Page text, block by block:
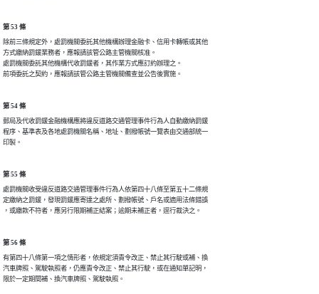
第 53 條
除前三條規定外，處罰機關委託其他機構辦理金融卡、信用卡轉帳或其他
方式繳納罰鍰業務者，應報請該管公路主管機關核准。
處罰機關委託其他機構代收罰鍰者，其作業方式應訂約辦理之。
前項委託之契約，應報請該管公路主管機關備查並公告後實施。
第 54 條
郵局及代收罰鍰金融機構應將違反道路交通管理事件行為人自動繳納罰鍰
程序、基準表及各地處罰機關名稱、地址、劃撥帳號一覽表由交通部統一
印製。
第 55 條
處罰機關收受違反道路交通管理事件行為人依第四十八條至第五十二條規
定繳納之罰鍰，發現罰鍰應寄達之處所、劃撥帳號、戶名或適用法條錯誤
，或繳款不符者，應另行限期補正結案；逾期未補正者，逕行裁決之。
第 56 條
有第四十八條第一項之情形者，依規定須責令改正、禁止其行駛或補、換
汽車牌照、駕駛執照者，仍應責令改正、禁止其行駛，或在通知單記明，
限於一定期間補、換汽車牌照、駕駛執照。